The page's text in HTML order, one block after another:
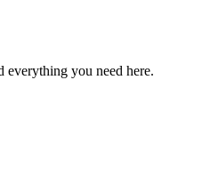
everything you need here.